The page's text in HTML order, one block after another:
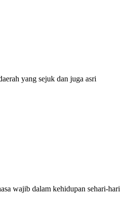
yang sejuk dan juga asri
wajib dalam kehidupan sehari-hari